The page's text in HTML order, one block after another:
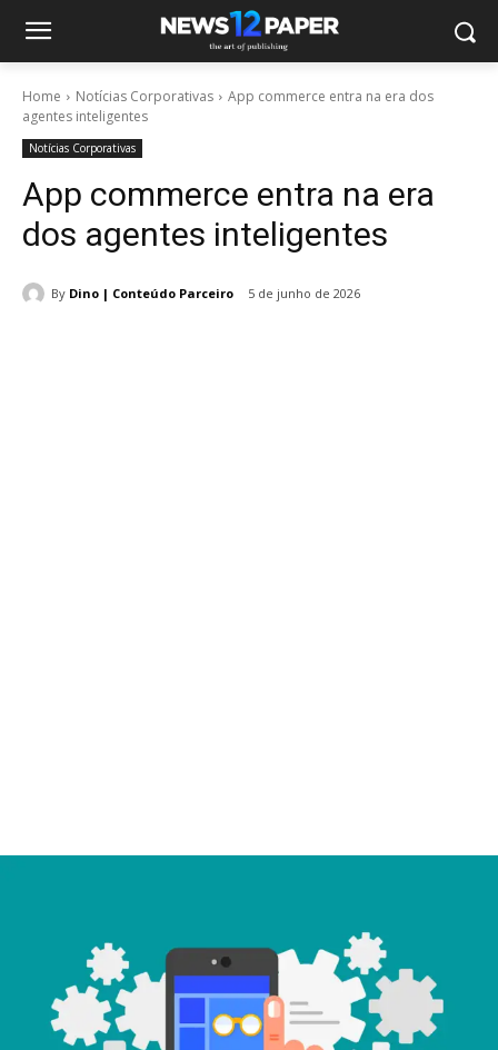
Home Notícias Corporativas
App commerce entra na era dos
agentes inteligentes
Notícias Corporativas
App commerce entra na era
dos agentes inteligentes
By Dino | Conteúdo Parceiro 5 de junho de 2026